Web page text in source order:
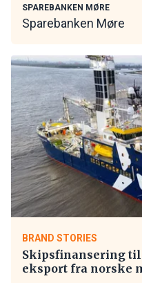
SPAREBANKEN MØRE
Sparebanken Møre
BRAND STORIES
Skipsfinansering
eksport fra norske